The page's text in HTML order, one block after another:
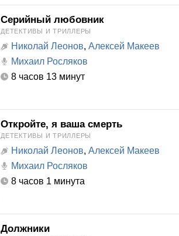
Серийный любовник
ДЕТЕКТИВЫ И ТРИЛЛЕРЫ
Николай Леонов, Алексей Макеев
Михаил Росляков
8 часов 13 минут
Откройте, я ваша смерть
ДЕТЕКТИВЫ И ТРИЛЛЕРЫ
Николай Леонов, Алексей Макеев
Михаил Росляков
8 часов 1 минута
Должники